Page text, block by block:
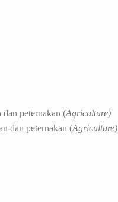
peternakan (Agriculture)
dan peternakan (Agriculture)